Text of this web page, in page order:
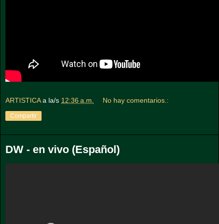
ARTISTICA a la/s 12:36 a.m. No hay comentarios.:
Compartir
DW - en vivo (Español)